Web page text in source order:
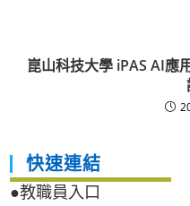
崑山科技大學 iPAS AI應
快速連結
●教職員入口